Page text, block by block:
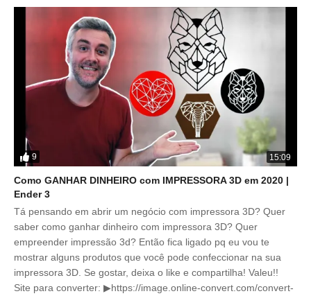
9 15:09
Como GANHAR DINHEIRO com IMPRESSORA 3D em 2020 |
Ender 3
Tá pensando em abrir um negócio com impressora 3D? Quer
saber como ganhar dinheiro com impressora 3D? Quer
empreender impressão 3d? Então fica ligado pq eu vou te
mostrar alguns produtos que você pode confeccionar na sua
impressora 3D. Se gostar, deixa o like e compartilha! Valeu!!
Site para converter: ▶https://image.online-convert.com/convert-